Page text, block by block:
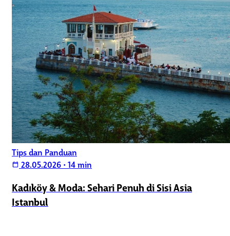
Tips dan Panduan
calendar_today 28.05.2026 • 14 min
Kadıköy & Moda: Sehari Penuh di Sisi Asia
Istanbul